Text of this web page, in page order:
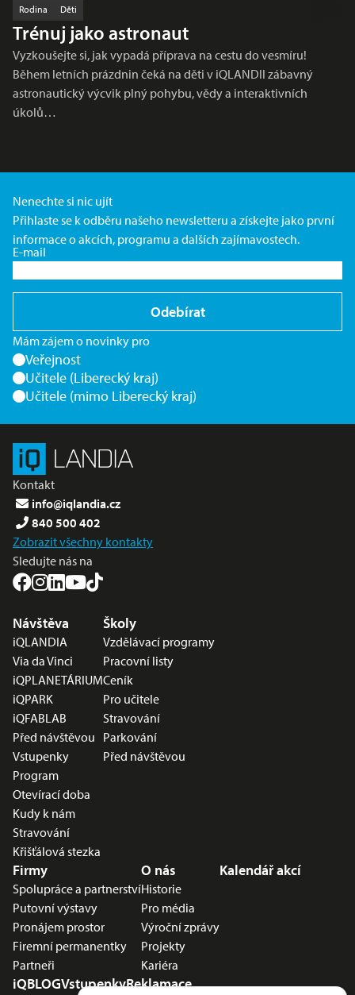
Rodina Děti
Trénuj jako astronaut
Vyzkoušejte si, jak vypadá příprava na cestu do vesmíru!
Během letních prázdnin čeká na děti v iQLANDII zábavný
astronautický výcvik plný pohybu, vědy a interaktivních
úkolů…
Nenechte si nic ujít
Přihlaste se k odběru našeho newsletteru a získejte jako první
informace o akcích, programu a dalších zajímavostech.
E-mail
Odebírat
Mám zájem o novinky pro
Veřejnost
Učitele (Liberecký kraj)
Učitele (mimo Liberecký kraj)
Kontakt
info@iqlandia.cz
840 500 402
Zobrazit všechny kontakty
Sledujte nás na
Nabídka v zápatí
Návštěva
iQLANDIA
Via da Vinci
iQPLANETÁRIUM
iQPARK
iQFABLAB
Před návštěvou
Vstupenky
Program
Otevírací doba
Kudy k nám
Stravování
Křišťálová stezka
Školy
Vzdělávací programy
Pracovní listy
Ceník
Pro učitele
Stravování
Parkování
Před návštěvou
Firmy
Spolupráce a partnerství
Putovní výstavy
Pronájem prostor
Firemní permanentky
Partneři
O nás
Historie
Pro média
Výroční zprávy
Projekty
Kariéra
Kalendář akcí
iQBLOGVstupenkyReklamace